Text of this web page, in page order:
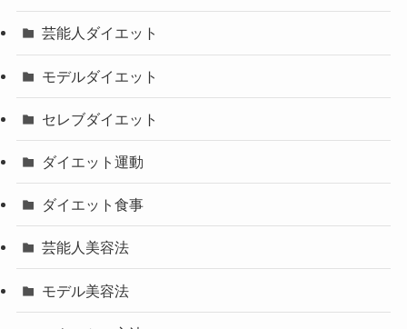
芸能人ダイエット
モデルダイエット
セレブダイエット
ダイエット運動
ダイエット食事
芸能人美容法
モデル美容法